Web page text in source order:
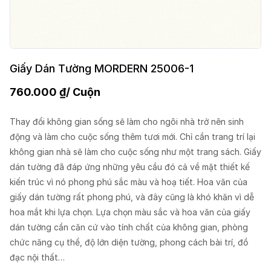
Giấy Dán Tường MORDERN 25006-1
760.000 ₫/ Cuộn
Thay đổi không gian sống sẽ làm cho ngôi nhà trở nên sinh
động và làm cho cuộc sống thêm tươi mới. Chỉ cần trang trí lại
không gian nhà sẽ làm cho cuộc sống như một trang sách. Giấy
dán tường đã đáp ứng những yêu cầu đó cả về mặt thiết kế
kiến trúc vì nó phong phú sắc màu và hoạ tiết. Hoa văn của
giấy dán tường rất phong phú, và đây cũng là khó khăn vì dễ
hoa mắt khi lựa chọn. Lựa chọn màu sắc và hoa văn của giấy
dán tường cần căn cứ vào tính chất của không gian, phòng
chức năng cụ thể, độ lớn diện tường, phong cách bài trí, đồ
đạc nội thất…